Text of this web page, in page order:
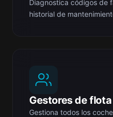
Diagnostica códigos de
historial de
Gestores de
Gestiona todos los